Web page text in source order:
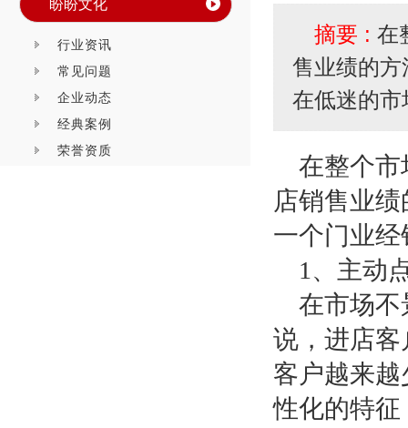
盼盼文化
行业资讯
常见问题
企业动态
经典案例
荣誉资质
摘要 : 在
售业绩的
在低迷的
在整个市
店销售业
一个门业
1 、主动
在市场不
说，进店
客户越来
性化的特